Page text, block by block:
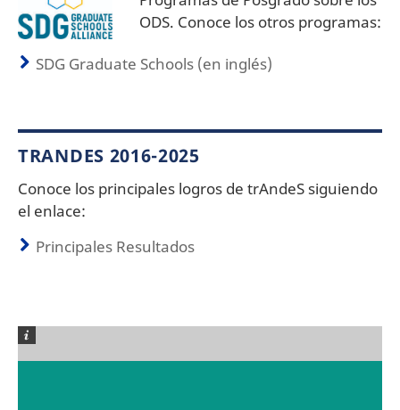
ODS. Conoce los otros programas:
SDG Graduate Schools (en inglés)
TRANDES 2016-2025
Conoce los principales logros de trAndeS siguiendo
el enlace:
Principales Resultados